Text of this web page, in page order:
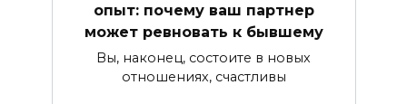
опыт: почему ваш партнер
может ревновать к бывшему
Вы, наконец, состоите в новых
отношениях, счастливы